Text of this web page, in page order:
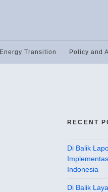
Energy Transition Policy and
RECENT
Di Balik
Indonesia
Di Balik